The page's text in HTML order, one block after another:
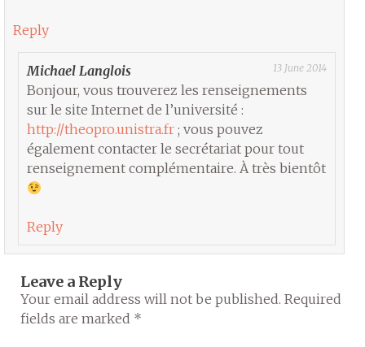
Reply
Michael Langlois 13 June 2014
Bonjour, vous trouverez les renseignements
sur le site Internet de l’université :
http://theopro.unistra.fr; vous pouvez
également contacter le secrétariat pour tout
renseignement complémentaire. À très bientôt
Reply
Leave a Reply
Your email address will not be published. Required
fields are marked *